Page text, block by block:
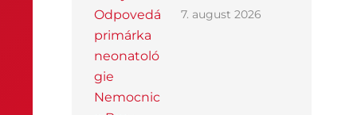
7. august 2026